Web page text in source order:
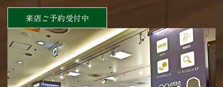
来店ご予約受付中